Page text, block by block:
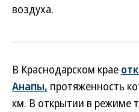
воздуха.
В Краснодарском крае
Анапы, протяженность
км. В открытии в режиме